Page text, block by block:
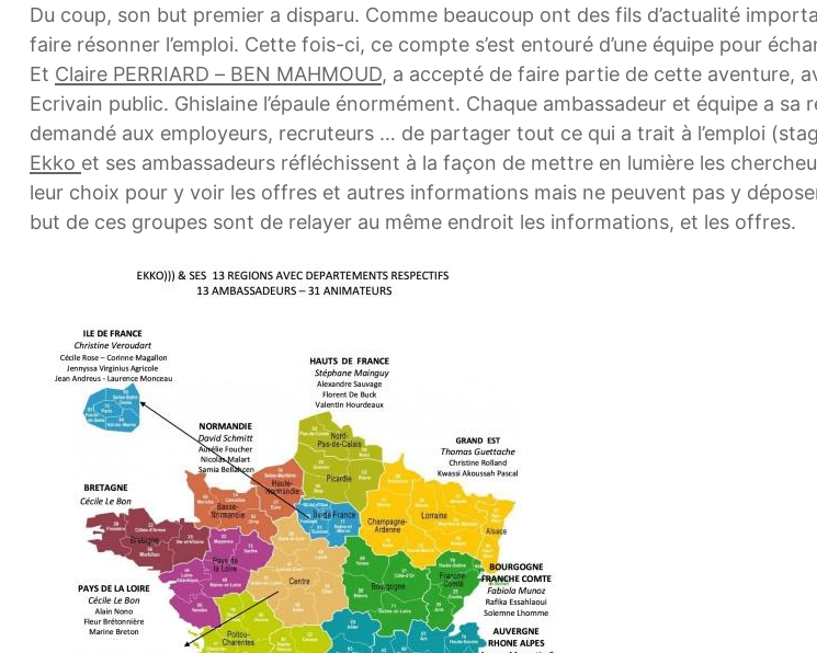
Du coup, son but premier a disparu. Comme beaucoup ont des fils d’actualité
faire résonner l’emploi. Cette fois-ci, ce compte s’est entouré d’une équipe pour
Et Claire PERRIARD – BEN MAHMOUD, a accepté de faire partie de cette aventure,
Ecrivain public. Ghislaine l’épaule énormément. Chaque ambassadeur et équipe a
demandé aux employeurs, recruteurs … de partager tout ce qui a trait à l’emploi
Ekko et ses ambassadeurs réfléchissent à la façon de mettre en lumière les
leur choix pour y voir les offres et autres informations mais ne peuvent pas y
but de ces groupes sont de relayer au même endroit les informations, et les offres.